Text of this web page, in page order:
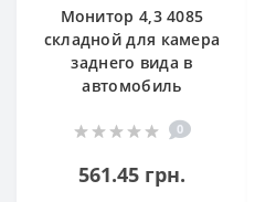
Монитор 4,3 4085
складной для камера
заднего вида в
автомобиль
0
561.45 грн.